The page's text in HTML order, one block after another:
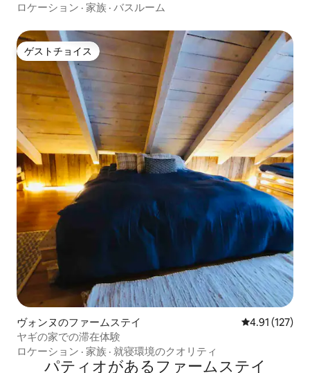
ロケーション · 家族 · バスルーム
ゲストチョイス
ゲストチョイス
ヴォンヌのファームステイ レビュー127
4.91 (127)
ヤギの家での滞在体験
ロケーション · 家族 · 就寝環境のクオリティ
パティオがあるファームステイ